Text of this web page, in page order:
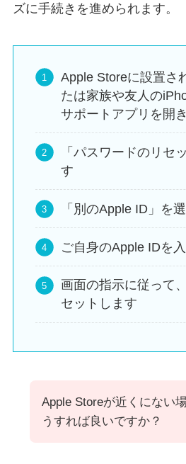
ズに手続きを進められます。
Apple Storeに設置さ
たは家族や友人の
サポートアプリを開
「パスワードのリセ
す
「別のApple ID」を
ご自身のApple IDを
画面の指示に従って
セットします
Apple Storeが近くにない
うすれば良いですか？